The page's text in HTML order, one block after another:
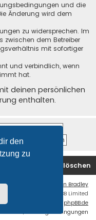
den
zu
und die
Änderung wird dem
zu widersprechen. Im
zwischen dem Betreiber
mit sofortiger
und verbindlich, wenn
hat.
deinen persönlichen
enthalten.
Alle Cookies löschen
Ian Bradley
® Forum Software © phpBB Limited
Übersetzung durch phpBB.de
Nutzungsbedingungen